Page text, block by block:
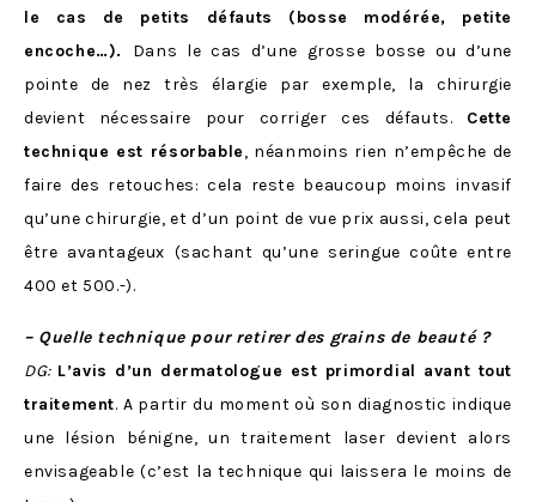
le cas de petits défauts (bosse modérée, petite
encoche…). Dans le cas d’une grosse bosse ou d’une
pointe de nez très élargie par exemple, la chirurgie
devient nécessaire pour corriger ces défauts. Cette
technique est résorbable, néanmoins rien n’empêche de
faire des retouches: cela reste beaucoup moins invasif
qu’une chirurgie, et d’un point de vue prix aussi, cela peut
être avantageux (sachant qu’une seringue coûte entre
400 et 500.-).
– Quelle technique pour retirer des grains de beauté ?
DG: L’avis d’un dermatologue est primordial avant tout
traitement. A partir du moment où son diagnostic indique
une lésion bénigne, un traitement laser devient alors
envisageable (c’est la technique qui laissera le moins de